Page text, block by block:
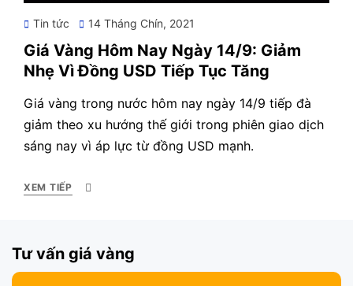
Tin tức
Posted
14 Tháng Chín, 2021
Giá Vàng Hôm Nay Ngày 14/9: Giảm
Nhẹ Vì Đồng USD Tiếp Tục Tăng
Giá vàng trong nước hôm nay ngày 14/9 tiếp đà
giảm theo xu hướng thế giới trong phiên giao dịch
sáng nay vì áp lực từ đồng USD mạnh.
XEM TIẾP
Tư vấn giá vàng